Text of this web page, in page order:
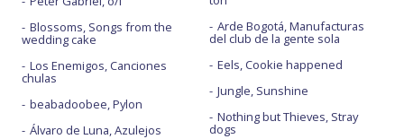
Blossoms, Songs from the
wedding cake
Los Enemigos, Canciones
chulas
beabadoobee, Pylon
Álvaro de Luna, Azulejos
Arde Bogotá, Manufacturas
del club de la gente sola
Eels, Cookie happened
Jungle, Sunshine
Nothing but Thieves, Stray
dogs